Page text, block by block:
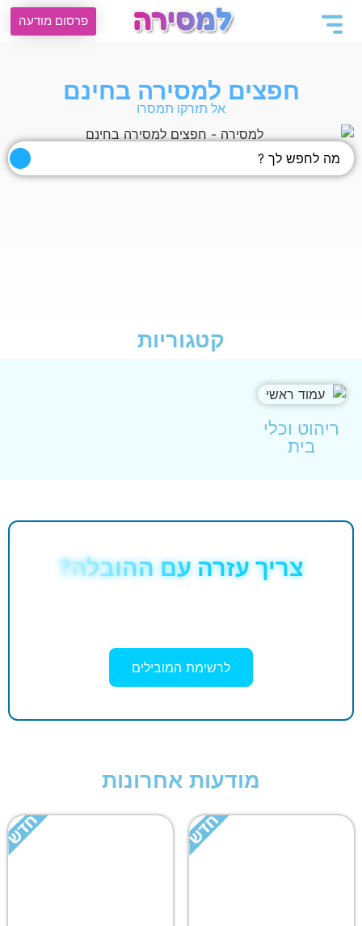
פרסום מודעה
חפצים למסירה בחינם
אל תזרקו תמסרו
קטגוריות
ריהוט וכלי
בית
צריך עזרה עם ההובלה?
לרשימת המובילים
מודעות אחרונות